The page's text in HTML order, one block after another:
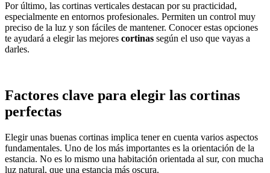
Por último, las cortinas verticales destacan por su practicidad,
especialmente en entornos profesionales. Permiten un control muy
preciso de la luz y son fáciles de mantener. Conocer estas opciones
te ayudará a elegir las mejores cortinas según el uso que vayas a
darles.
Factores clave para elegir las cortinas
perfectas
Elegir unas buenas cortinas implica tener en cuenta varios aspectos
fundamentales. Uno de los más importantes es la orientación de la
estancia. No es lo mismo una habitación orientada al sur, con mucha
luz natural, que una estancia más oscura.